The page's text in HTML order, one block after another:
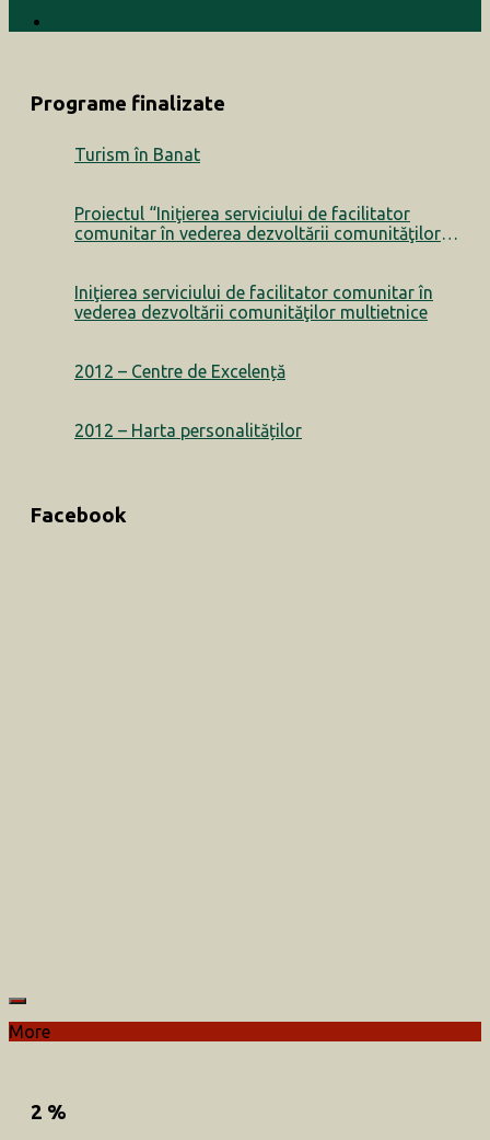
Programe finalizate
Turism în Banat
Proiectul “Iniţierea serviciului de facilitator
comunitar în vederea dezvoltării comunităţilor
Iniţierea serviciului de facilitator comunitar în
vederea dezvoltării comunităţilor multietnice
2012 – Centre de Excelență
2012 – Harta personalităților
Facebook
More
2 %